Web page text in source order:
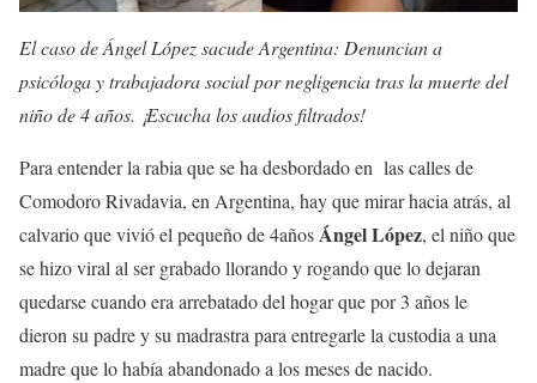
El caso de Ángel López sacude Argentina: Denuncian a
psicóloga y trabajadora social por negligencia tras la muerte del
niño de 4 años. ¡Escucha los audios filtrados!
Para entender la rabia que se ha desbordado en las calles de
Comodoro Rivadavia, en Argentina, hay que mirar hacia atrás, al
calvario que vivió el pequeño de 4añosÁngel López, el niño que
se hizo viral al ser grabado llorando y rogando que lo dejaran
quedarse cuando era arrebatado del hogar que por 3 años le
dieron su padre y su madrastra para entregarle la custodia a una
madre que lo había abandonado a los meses de nacido.